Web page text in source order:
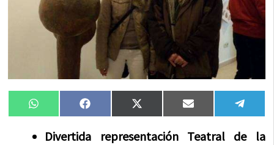
Compartir
en
WhatsAppCompartir
en
FacebookCompartir
en
X
(Twitter)
Compartir
en
Email
en
Divertida representación Teatral de la